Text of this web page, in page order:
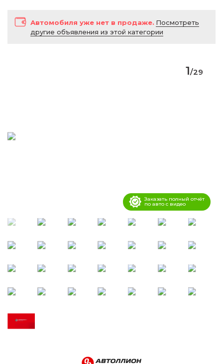
Автомобиля уже нет в продаже. Посмотреть
другие объявления из этой категории
Заказать полный отчёт
по авто с видео
1/29